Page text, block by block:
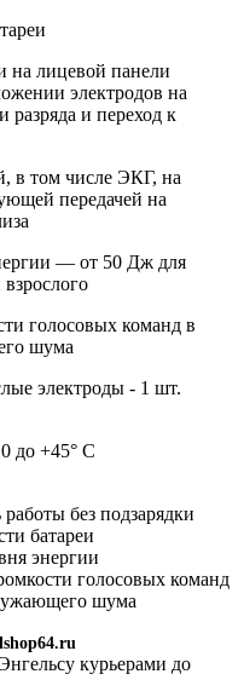
на лицевой панели
электродов на
разряда и переход к
в том числе ЭКГ, на
передачей на
— от 50 Дж для
голосовых команд в
шума
электроды - 1 шт.
до +45° С
без подзарядки
батареи
энергии
голосовых команд
шума
курьерами до